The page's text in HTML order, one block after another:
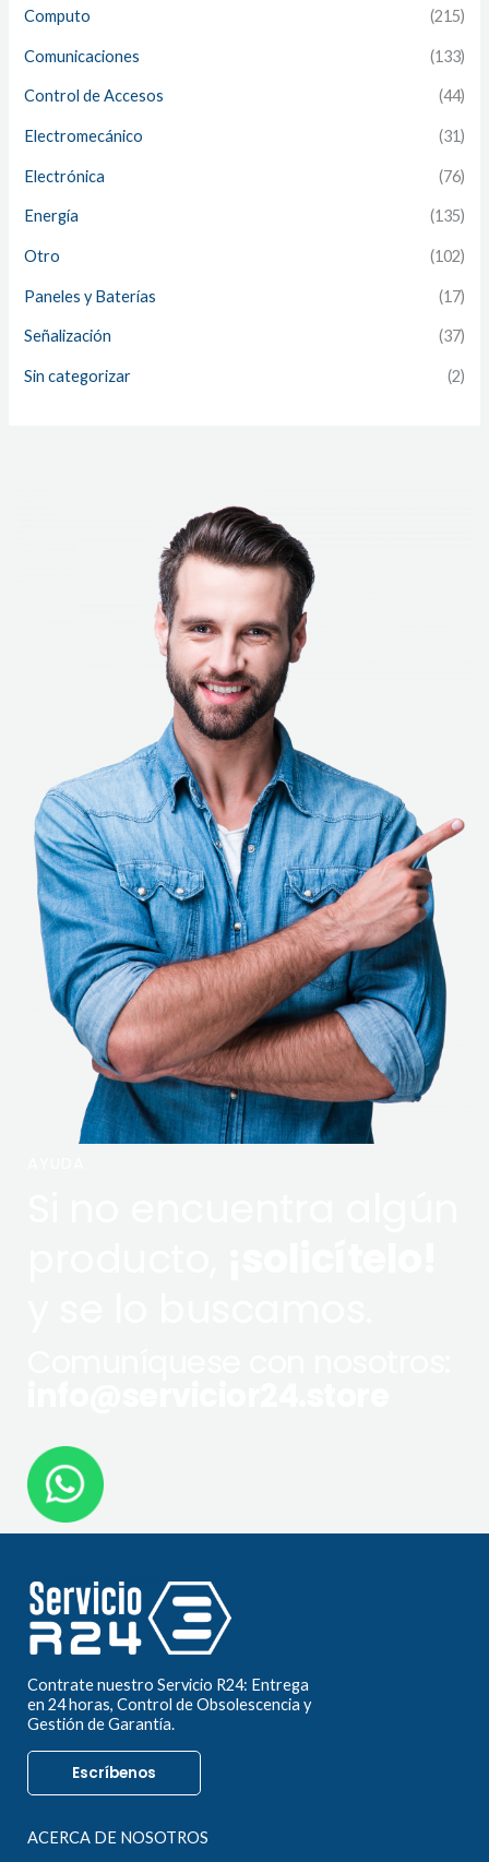
Computo (215)
Comunicaciones (133)
Control de Accesos (44)
Electromecánico (31)
Electrónica (76)
Energía (135)
Otro (102)
Paneles y Baterías (17)
Señalización (37)
Sin categorizar (2)
Contrate nuestro Servicio R24: Entrega
en 24 horas, Control de Obsolescencia y
Gestión de Garantía.
Escríbenos
ACERCA DE NOSOTROS